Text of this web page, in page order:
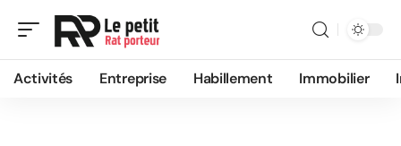
Activités Entreprise Habillement Immobilier